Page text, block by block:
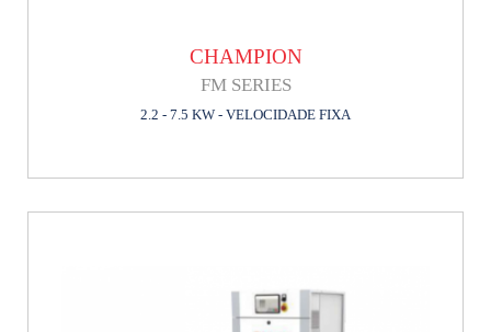
CHAMPION
FM SERIES
2.2 - 7.5 KW - VELOCIDADE FIXA